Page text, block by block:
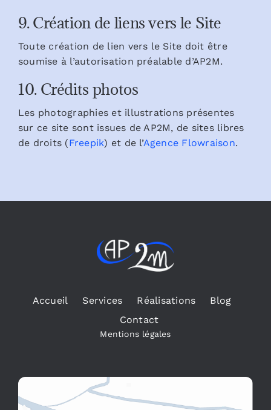
9. Création de liens vers le Site
Toute création de lien vers le Site doit être
soumise à l’autorisation préalable d’AP2M.
10. Crédits photos
Les photographies et illustrations présentes
sur ce site sont issues de AP2M, de sites libres
de droits (Freepik) et de l’Agence Flowraison.
Accueil Services Réalisations
Blog
Contact
Mentions légales